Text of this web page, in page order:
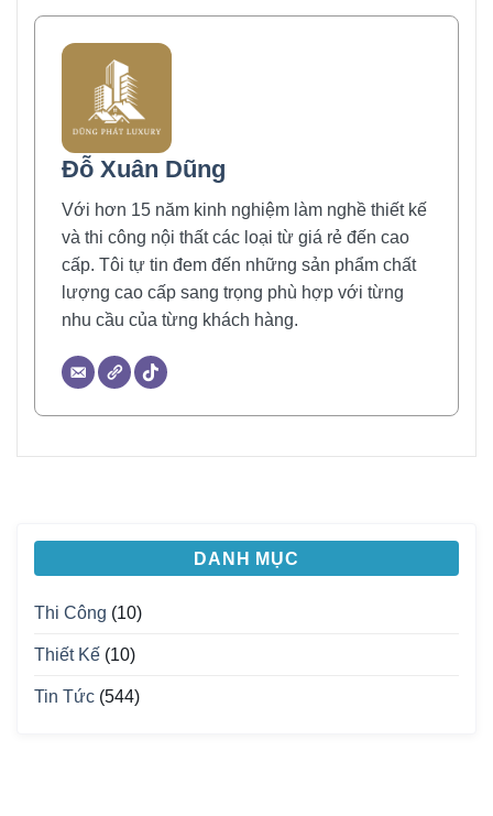
Đỗ Xuân Dũng
Với hơn 15 năm kinh nghiệm làm nghề thiết kế
và thi công nội thất các loại từ giá rẻ đến cao
cấp. Tôi tự tin đem đến những sản phẩm chất
lượng cao cấp sang trọng phù hợp với từng
nhu cầu của từng khách hàng.
DANH MỤC
Thi Công (10)
Thiết Kế (10)
Tin Tức (544)